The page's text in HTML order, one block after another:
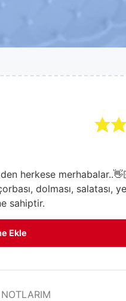
herkese
dolması, salatası,
sahiptir.
Ekle